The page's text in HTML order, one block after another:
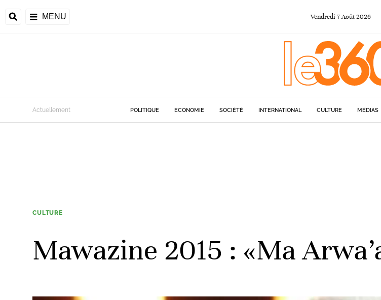
MENU Vendredi 7Août 2026
Actuellement POLITIQUE ECONOMIE SOCIÉTÉ INTERNATIONAL CULTURE MÉDIAS
CULTURE
Mawazine 2015 : «Ma